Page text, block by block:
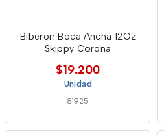
Biberon Boca Ancha 12Oz
Skippy Corona
$19.200
Unidad
81925